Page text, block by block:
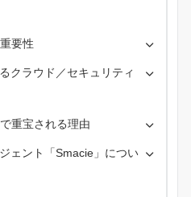
要性
クラウド／セキュリティ
重宝される理由
ェント「Smacie」につい